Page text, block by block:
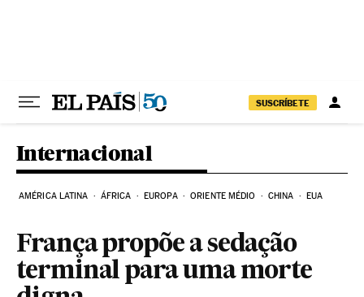
SUSCRÍBETE
Internacional
AMÉRICA LATINA ÁFRICA EUROPA ORIENTE MÉDIO CHINA EUA
França propõe a sedação
terminal para uma morte